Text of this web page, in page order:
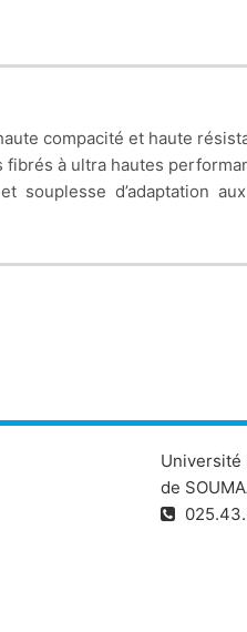
compacité et haute
à ultra hautes
d’adaptation aux
agressifs et, de façon
Université
de